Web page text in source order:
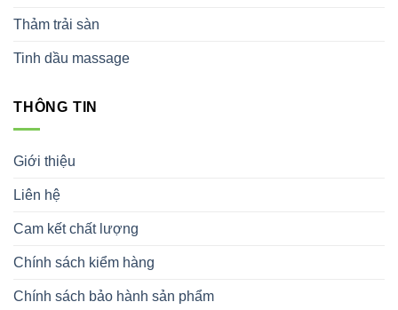
Thảm trải sàn
Tinh dầu massage
THÔNG TIN
Giới thiệu
Liên hệ
Cam kết chất lượng
Chính sách kiểm hàng
Chính sách bảo hành sản phẩm